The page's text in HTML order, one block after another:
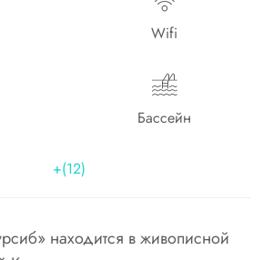
Wifi
Бассейн
+(12)
находится в живописной